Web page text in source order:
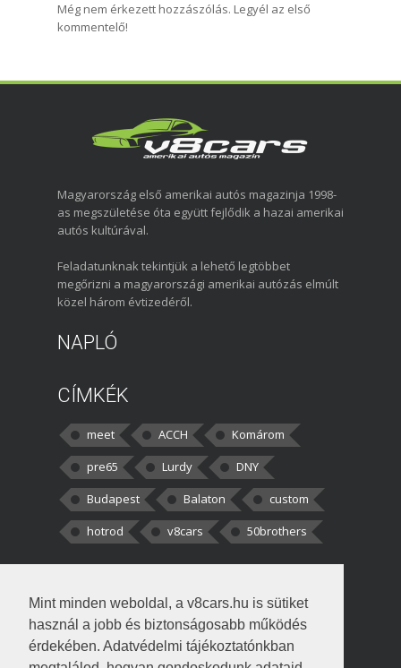
Mint minden weboldal, a v8cars.hu is sütiket
használ a jobb és biztonságosabb működés
érdekében. Adatvédelmi tájékoztatónkban
Még nem érkezett hozzászólás. Legyél az első
kommentelő!
Magyarország első amerikai autós magazinja 1998-
as megszületése óta együtt fejlődik a hazai amerikai
autós kultúrával.
Feladatunknak tekintjük a lehető legtöbbet
megőrizni a magyarországi amerikai autózás elmúlt
közel három évtizedéről.
NAPLÓ
CÍMKÉK
meet ACCH
Komárom
pre65
Lurdy
DNY
Budapest
Balaton
custom
hotrod
v8cars 50brothers
kortisz:Elszúrtam! Én csak két
darabbaal számoltam. Nem tudtam, hogy fél autót,